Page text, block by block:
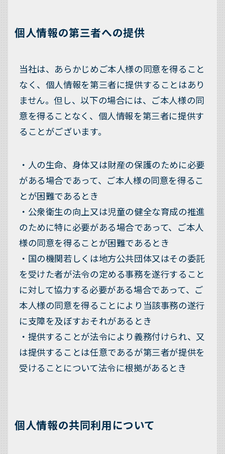
個人情報の第三者への提供
当社は、あらかじめご本人様の同意を得ること
なく、個人情報を第三者に提供することはあり
ません。但し、以下の場合には、ご本人様の同
意を得ることなく、個人情報を第三者に提供す
ることがございます。
・人の生命、身体又は財産の保護のために必要
がある場合であって、ご本人様の同意を得るこ
とが困難であるとき
・公衆衛生の向上又は児童の健全な育成の推進
のために特に必要がある場合であって、ご本人
様の同意を得ることが困難であるとき
・国の機関若しくは地方公共団体又はその委託
を受けた者が法令の定める事務を遂行すること
に対して協力する必要がある場合であって、ご
本人様の同意を得ることにより当該事務の遂行
に支障を及ぼすおそれがあるとき
・提供することが法令により義務付けられ、又
は提供することは任意であるが第三者が提供を
受けることについて法令に根拠があるとき
個人情報の共同利用について